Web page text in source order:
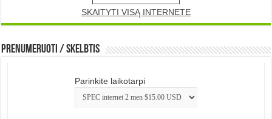
SKAITYTI VISĄ INTERNETE
Prenumeruoti / Skelbtis
Parinkite laikotarpi